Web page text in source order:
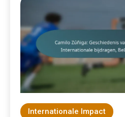
Internationale Impact